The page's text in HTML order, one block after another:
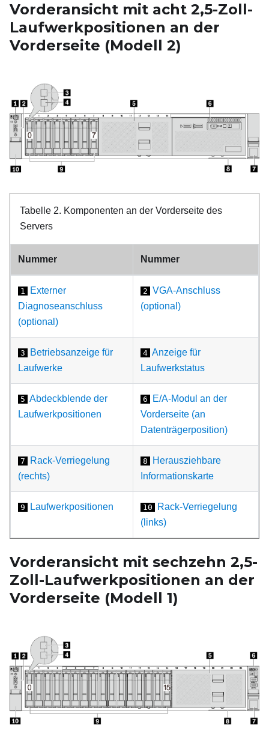
Vorderansicht mit acht 2,5-Zoll-
Laufwerkpositionen an der
Vorderseite (Modell 2)
Tabelle 2. Komponenten an der Vorderseite des
Servers
Nummer Nummer
1
Externer
Diagnoseanschluss
(optional)
2 VGA-Anschluss
(optional)
3
Betriebsanzeige für
Laufwerke
4 Anzeige für
Laufwerkstatus
5 Abdeckblende der
Laufwerkpositionen
6
E/A-Modul an der
Vorderseite (an
Datenträgerposition)
7
Rack-Verriegelung
(rechts)
8
Herausziehbare
Informationskarte
9 Laufwerkpositionen 10
Rack-Verriegelung
(links)
Vorderansicht mit sechzehn 2,5-
Zoll-Laufwerkpositionen an der
Vorderseite (Modell 1)